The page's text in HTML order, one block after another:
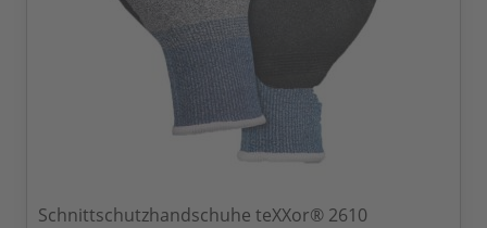
Schnittschutzhandschuhe teXXor® 2610